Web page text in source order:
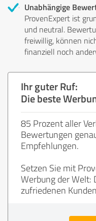
Unabhängige
ProvenExpert ist
und neutral.
freiwillig, können
finanziell noch
Ihr guter Ruf:
Die beste
85 Prozent aller
Bewertungen
Empfehlungen.
Setzen Sie mit
Werbung der Welt:
zufriedenen